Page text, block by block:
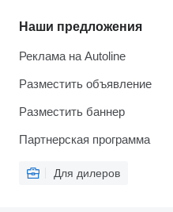
Наши предложения
Реклама на Autoline
Разместить объявление
Разместить баннер
Партнерская программа
Для дилеров